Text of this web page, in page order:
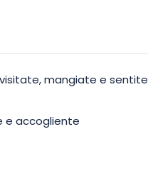
mangiate e sentite
e accogliente